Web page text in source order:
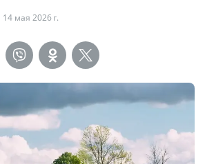
14 мая 2026 г.